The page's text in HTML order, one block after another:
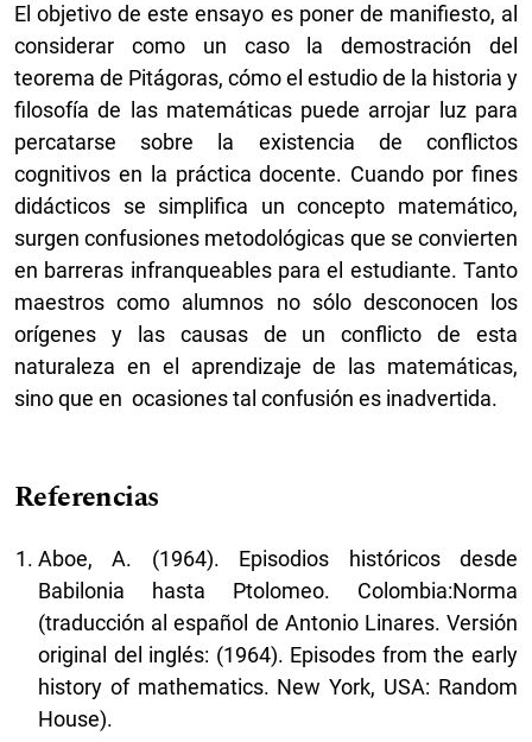
El objetivo de este ensayo es poner de manifiesto, al
considerar como un caso la demostración del
teorema de Pitágoras, cómo el estudio de la historia y
filosofía de las matemáticas puede arrojar luz para
percatarse sobre la existencia de conflictos
cognitivos en la práctica docente. Cuando por fines
didácticos se simplifica un concepto matemático,
surgen confusiones metodológicas que se convierten
en barreras infranqueables para el estudiante. Tanto
maestros como alumnos no sólo desconocen los
orígenes y las causas de un conflicto de esta
naturaleza en el aprendizaje de las matemáticas,
sino que en ocasiones tal confusión es inadvertida.
Referencias
Aboe, A. (1964). Episodios históricos desde
Babilonia hasta Ptolomeo. Colombia:Norma
(traducción al español de Antonio Linares. Versión
original del inglés: (1964). Episodes from the early
history of mathematics. New York, USA: Random
House).